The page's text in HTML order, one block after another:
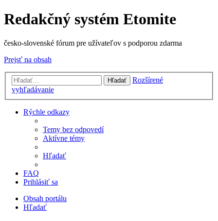
Redakčný systém Etomite
česko-slovenské fórum pre užívateľov s podporou zdarma
Prejsť na obsah
Hľadať
Rozšírené
vyhľadávanie
Rýchle odkazy
Temy bez odpovedí
Aktívne témy
Hľadať
FAQ
Prihlásiť sa
Obsah portálu
Hľadať